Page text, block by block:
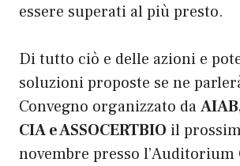
essere superati al più presto.
Di tutto ciò e delle azioni e
soluzioni proposte se ne
Convegno organizzato da
CIA e ASSOCERTBIO il
novembre presso l’Auditorium